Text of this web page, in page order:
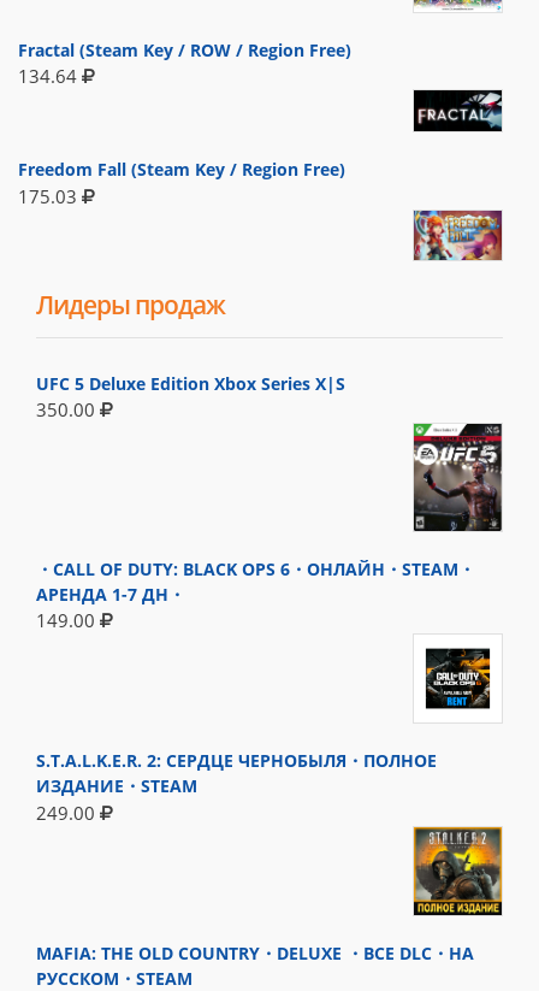
Fractal (Steam Key / ROW / Region Free)
134.64
Freedom Fall (Steam Key / Region Free)
175.03
Лидеры продаж
UFC 5 Deluxe Edition Xbox Series X|S
350.00
・CALL OF DUTY: BLACK OPS 6・ОНЛАЙН・STEAM・
АРЕНДА 1-7 ДН・
149.00
S.T.A.L.K.E.R. 2: СЕРДЦЕ ЧЕРНОБЫЛЯ・ПОЛНОЕ
ИЗДАНИЕ・STEAM
249.00
MAFIA: THE OLD COUNTRY・DELUXE ・ВСЕ DLC・НА
РУССКОМ・STEAM